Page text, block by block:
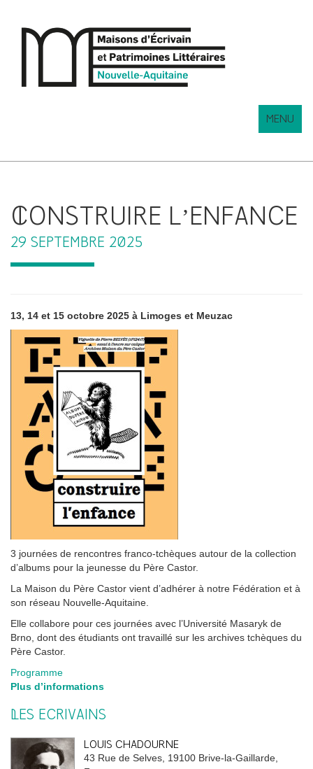
MENU
CONSTRUIRE L’ENFANCE
29 SEPTEMBRE 2025
13, 14 et 15 octobre 2025 à Limoges et Meuzac
3 journées de rencontres franco-tchèques autour de la collection
d’albums pour la jeunesse du Père Castor.
La Maison du Père Castor vient d’adhérer à notre Fédération et à
son réseau Nouvelle-Aquitaine.
Elle collabore pour ces journées avec l’Université Masaryk de
Brno, dont des étudiants ont travaillé sur les archives tchèques du
Père Castor.
Programme
Plus d’informations
LES ÉCRIVAINS
LOUIS CHADOURNE
43 Rue de Selves, 19100 Brive-la-Gaillarde,